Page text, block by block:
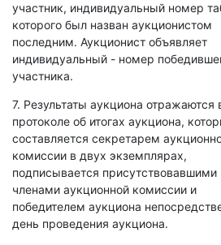
участник, индивидуальный номер
которого был назван аукционистом
последним. Аукционист объявляет
индивидуальный - номер
участника.
7. Результаты аукциона отражаются
протоколе об итогах аукциона,
составляется секретарем
комиссии в двух экземплярах,
подписывается присутствовавшими
членами аукционной комиссии и
победителем аукциона
день проведения аукциона.